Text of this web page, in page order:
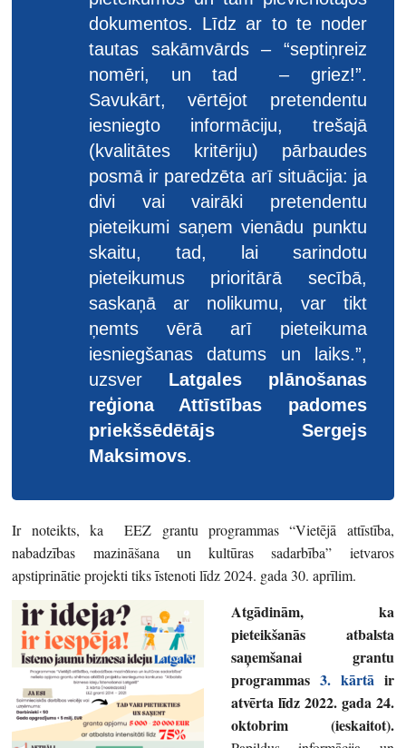
dokumentos. Līdz ar to te noder
tautas sakāmvārds – “septiņreiz
nomēri, un tad – griez!”.
Savukārt, vērtējot pretendentu
iesniegto informāciju, trešajā
(kvalitātes kritēriju) pārbaudes
posmā ir paredzēta arī situācija: ja
divi vai vairāki pretendentu
pieteikumi saņem vienādu punktu
skaitu, tad, lai sarindotu
pieteikumus prioritārā secībā,
saskaņā ar nolikumu, var tikt
ņemts vērā arī pieteikuma
iesniegšanas datums un laiks.”,
uzsver Latgales plānošanas
reģiona Attīstības padomes
priekšsēdētājs Sergejs
Maksimovs.
Ir noteikts, ka EEZ grantu programmas “Vietējā attīstība,
nabadzības mazināšana un kultūras sadarbība” ietvaros
apstiprinātie projekti tiks īstenoti līdz 2024. gada 30. aprīlim.
Atgādinām, ka
pieteikšanās atbalsta
saņemšanai grantu
programmas3. kārtāir
atvērta līdz 2022. gada 24.
oktobrim (ieskaitot).